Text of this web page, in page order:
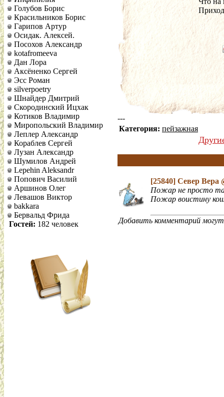
Голубов Борис
Красильников Борис
Гарипов Артур
Осидак. Алексей.
Посохов Александр
kotafromeeva
Дан Лора
Аксёненко Сергей
Эсс Роман
silverpoetry
Шнайдер Дмитрий
Скородинский Ицхак
Котиков Владимир
Миропольский Владимир
Леплер Александр
Кораблев Сергей
Лузан Александр
Шумилов Андрей
Lepehin Aleksandr
Попович Василий
Аршинов Олег
Левашов Виктор
bakkara
Бервальд Фрида
Гостей: 182 человек
---
Категория: пейзажная
[25840] Север Вера
Пожар не просто
Пожар воистину
Добавить комментарий